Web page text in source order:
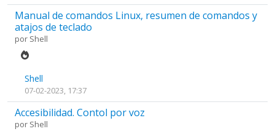
Manual de comandos Linux, resumen de comandos y
atajos de teclado
por Shell
Shell
07-02-2023, 17:37
Accesibilidad. Contol por voz
por Shell